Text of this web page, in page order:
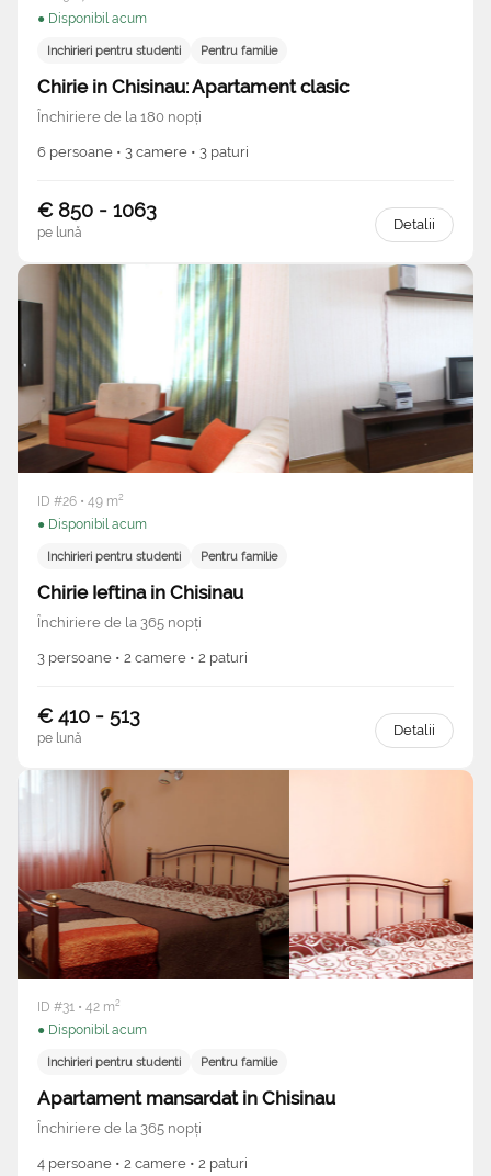
● Disponibil acum
Inchirieri pentru studenti Pentru familie
Chirie in Chisinau: Apartament clasic
Închiriere de la 180 nopți
6 persoane • 3 camere • 3 paturi
€ 850 - 1063
pe lună Detalii
ID #26 • 49 m²
● Disponibil acum
Inchirieri pentru studenti Pentru familie
Chirie Ieftina in Chisinau
Închiriere de la 365 nopți
3 persoane • 2 camere • 2 paturi
€ 410 - 513
pe lună Detalii
ID #31 • 42 m²
● Disponibil acum
Inchirieri pentru studenti Pentru familie
Apartament mansardat in Chisinau
Închiriere de la 365 nopți
4 persoane • 2 camere • 2 paturi